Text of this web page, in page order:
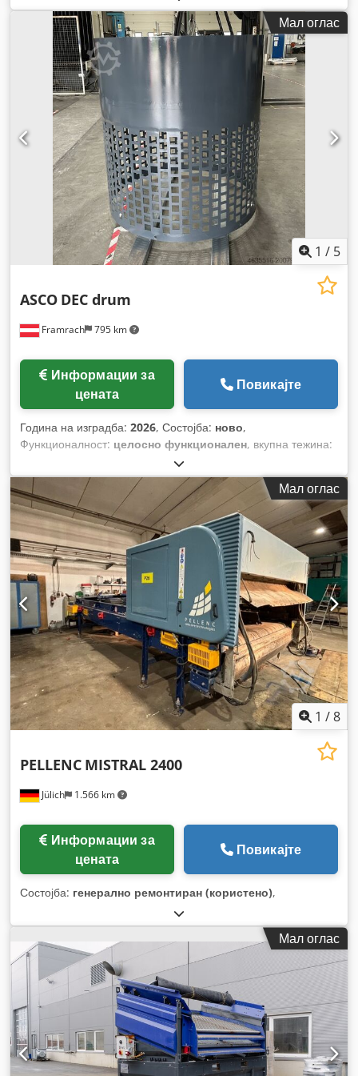
Мал оглас
1 / 5
Framrach 795 km
ASCO DEC drum
цената
Повикајте
Година на изградба: 2026, Состојба: ново,
Функционалност: целосно функционален, вкупна тежина:
1.400 мм
Мал оглас
1 /8
Jülich 1.566 km
PELLENC MISTRAL 2400
цената
Повикајте
Состојба: генерално ремонтиран (користено),
Мал оглас